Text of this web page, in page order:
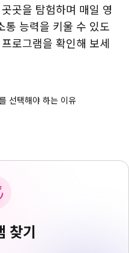
곳을 탐험하며 매일 영
통 능력을 키울 수 있도
로그램을 확인해 보세
선택해야 하는 이유
찾기